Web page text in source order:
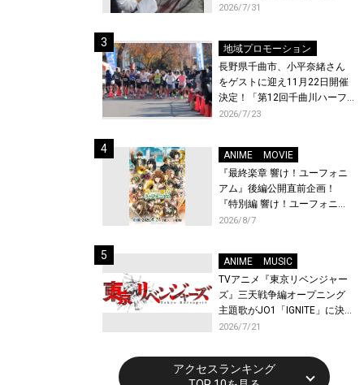
唯一の村・長生村で地引網を
2026/7/31
地域プロモーション
長野県千曲市、小平奈緒さん
をゲストに迎え11月22日開催
決定！「第12回千曲川ハーフ
マラソン」エントリー受付開
2026/7/23
ANIME
MOVIE
『最終楽章 響け！ユーフォニ
アム』後編公開直前企画！
『特別編 響け！ユーフォニア
ム〜アンサンブルコンテス
映が決定！
2026/8/7
ANIME
MUSIC
TVアニメ『東京リベンジャー
ズ』三天戦争編オープニング
主題歌がJO1「IGNITE」に決
定！メンバー全員から喜びと
トが到着！9月に東京・大阪で
先行上映会を開催！
2026/7/21
アクセスランキング